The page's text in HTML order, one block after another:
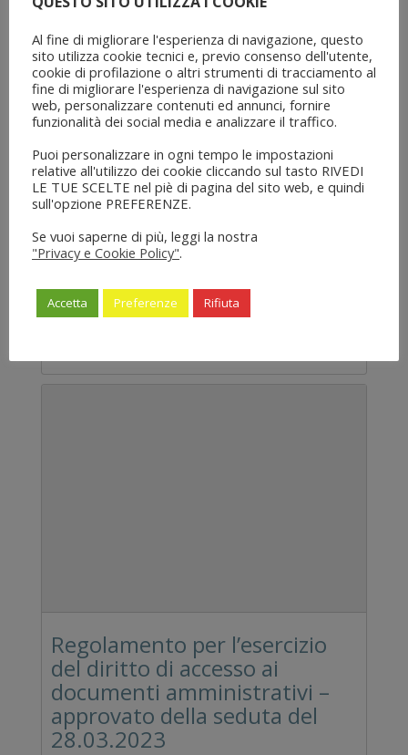
Regolamento Acquisizione
beni, lavori e servizi
Regolamenti
Approvato dal consiglio dell’Ordine nella
Seduta del 24/10/2023
27 Ottobre 2023
Regolamento per l’esercizio
del diritto di accesso ai
documenti amministrativi –
approvato della seduta del
28.03.2023
Al fine di migliorare l'esperienza di navigazione, questo
sito utilizza cookie tecnici e, previo consenso dell'utente,
cookie di profilazione o altri strumenti di tracciamento al
fine di migliorare l'esperienza di navigazione sul sito
web, personalizzare contenuti ed annunci, fornire
funzionalità dei social media e analizzare il traffico.
Puoi personalizzare in ogni tempo le impostazioni
relative all'utilizzo dei cookie cliccando sul tasto RIVEDI
LE TUE SCELTE nel piè di pagina del sito web, e quindi
sull'opzione PREFERENZE.
Se vuoi saperne di più, leggi la nostra
"Privacy e Cookie Policy".
Accetta Preferenze Rifiuta